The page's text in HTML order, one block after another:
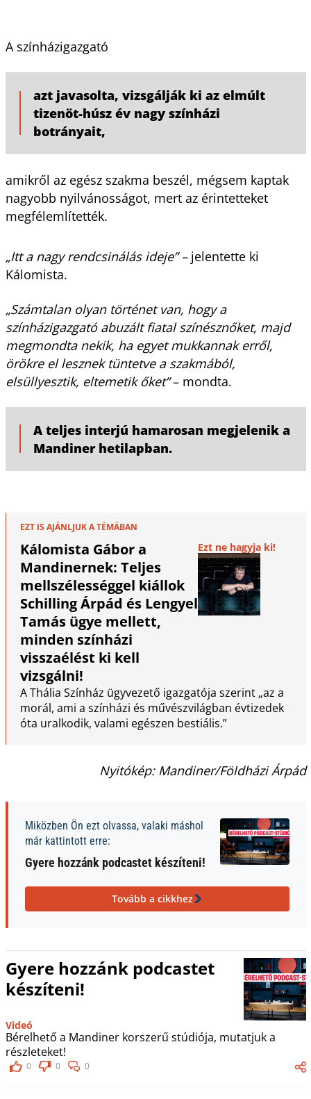
A színházigazgató
azt javasolta, vizsgálják ki az elmúlt
tizenöt-húsz év nagy színházi
botrányait,
amikről az egész szakma beszél, mégsem kaptak
nagyobb nyilvánosságot, mert az érintetteket
megfélemlítették.
„Itt a nagy rendcsinálás ideje” – jelentette ki
Kálomista.
„Számtalan olyan történet van, hogy a
színházigazgató abuzált fiatal színésznőket, majd
megmondta nekik, ha egyet mukkannak erről,
örökre el lesznek tüntetve a szakmából,
elsüllyesztik, eltemetik őket”– mondta.
A teljes interjú hamarosan megjelenik a
Mandiner hetilapban.
EZT IS AJÁNLJUK A TÉMÁBAN
Kálomista Gábor a
Mandinernek: Teljes
mellszélességgel kiállok
Schilling Árpád és Lengyel
Tamás ügye mellett,
minden színházi
visszaélést ki kell
vizsgálni!
Ezt ne hagyja ki!
A Thália Színház ügyvezető igazgatója szerint „az a
morál, ami a színházi és művészvilágban évtizedek
óta uralkodik, valami egészen bestiális.”
Nyitókép: Mandiner/Földházi Árpád
Miközben Ön ezt olvassa, valaki máshol
már kattintott erre:
Gyere hozzánk podcastet készíteni!
Tovább a cikkhez
Gyere hozzánk podcastet
készíteni!
Videó
Bérelhető a Mandiner korszerű stúdiója, mutatjuk a
részleteket!
0 0 0